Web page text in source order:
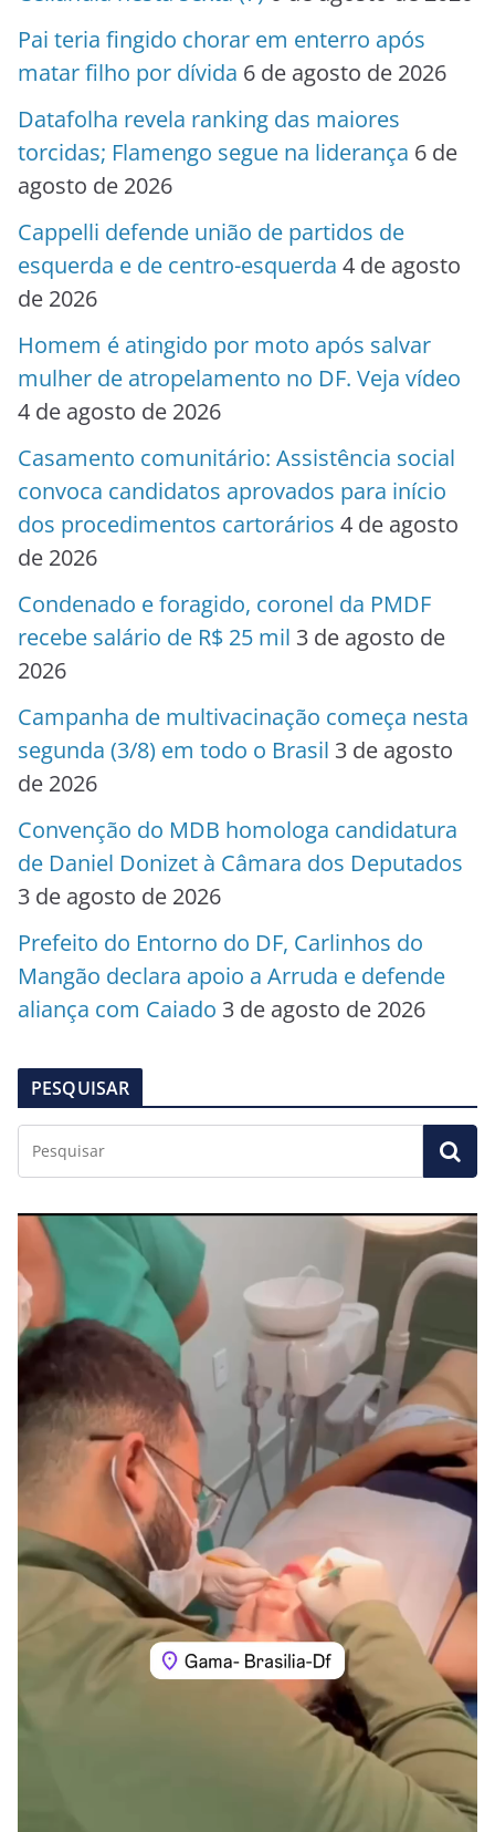
Pai teria fingido chorar em enterro após
matar filho por dívida 6 de agosto de 2026
Datafolha revela ranking das maiores
torcidas; Flamengo segue na liderança 6 de
agosto de 2026
Cappelli defende união de partidos de
esquerda e de centro-esquerda 4 de agosto
de 2026
Homem é atingido por moto após salvar
mulher de atropelamento no DF. Veja vídeo
4 de agosto de 2026
Casamento comunitário: Assistência social
convoca candidatos aprovados para início
dos procedimentos cartorários 4 de agosto
de 2026
Condenado e foragido, coronel da PMDF
recebe salário de R$ 25 mil 3 de agosto de
2026
Campanha de multivacinação começa nesta
segunda (3/8) em todo o Brasil 3 de agosto
de 2026
Convenção do MDB homologa candidatura
de Daniel Donizet à Câmara dos Deputados
3 de agosto de 2026
Prefeito do Entorno do DF, Carlinhos do
Mangão declara apoio a Arruda e defende
aliança com Caiado 3 de agosto de 2026
PESQUISAR